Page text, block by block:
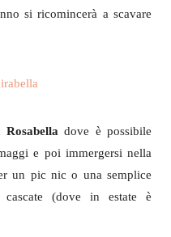
si ricomincerà a scavare
Rosabelladove è possibile
e poi immergersi nella
un pic nic o una semplice
cascate (dove in estate è